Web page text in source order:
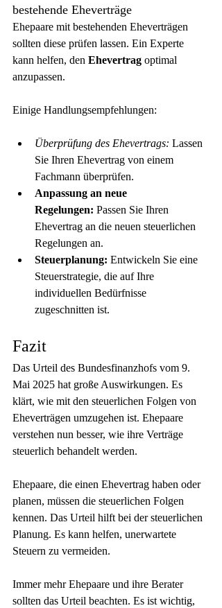
bestehende Eheverträge
Ehepaare mit bestehenden Eheverträgen
sollten diese prüfen lassen. Ein Experte
kann helfen, den Ehevertrag optimal
anzupassen.
Einige Handlungsempfehlungen:
Überprüfung des Ehevertrags: Lassen
Sie Ihren Ehevertrag von einem
Fachmann überprüfen.
Anpassung an neue
Regelungen: Passen Sie Ihren
Ehevertrag an die neuen steuerlichen
Regelungen an.
Steuerplanung: Entwickeln Sie eine
Steuerstrategie, die auf Ihre
individuellen Bedürfnisse
zugeschnitten ist.
Fazit
Das Urteil des Bundesfinanzhofs vom 9.
Mai 2025 hat große Auswirkungen. Es
klärt, wie mit den steuerlichen Folgen von
Eheverträgen umzugehen ist. Ehepaare
verstehen nun besser, wie ihre Verträge
steuerlich behandelt werden.
Ehepaare, die einen Ehevertrag haben oder
planen, müssen die steuerlichen Folgen
kennen. Das Urteil hilft bei der steuerlichen
Planung. Es kann helfen, unerwartete
Steuern zu vermeiden.
Immer mehr Ehepaare und ihre Berater
sollten das Urteil beachten. Es ist wichtig,